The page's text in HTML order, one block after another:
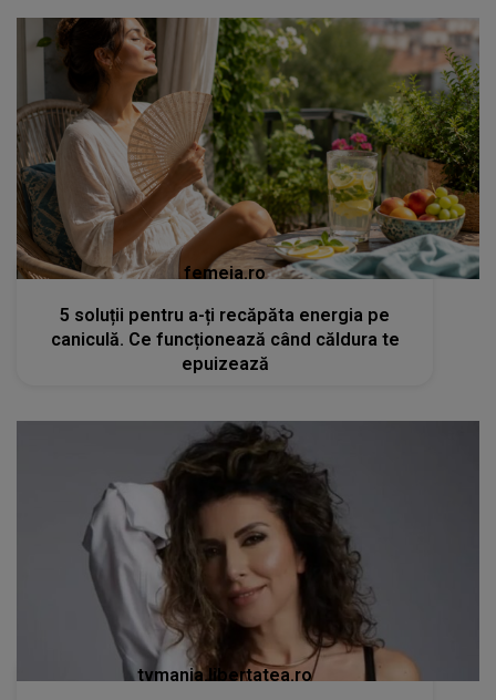
femeia.ro
5 soluții pentru a-ți recăpăta energia pe
caniculă. Ce funcționează când căldura te
epuizează
tvmania.libertatea.ro